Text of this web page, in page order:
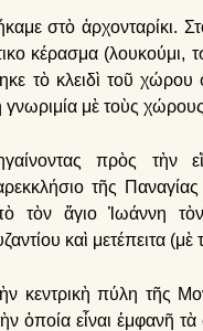
στὸ ἀρχονταρίκι.
κέρασμα (λουκούμι,
τὸ κλειδὶ τοῦ
γνωριμία μὲ τοὺς
πρὸς τὴν
τῆς
τὸν ἅγιο Ἰωάννη
καὶ μετέπειτα
κεντρικὴ πύλη τῆς
ὁποία εἶναι ἐμφανῆ